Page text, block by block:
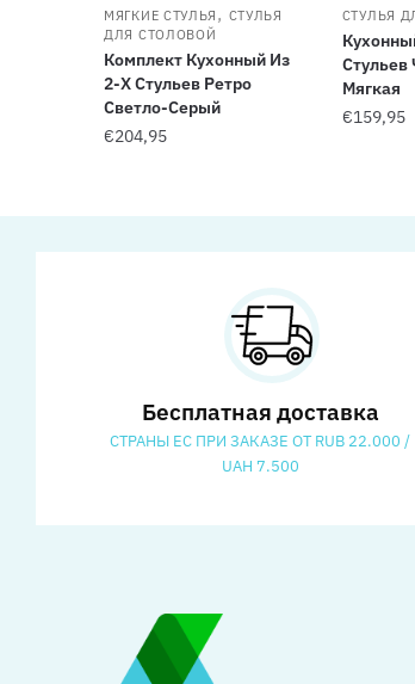
МЯГКИЕ СТУЛЬЯ , СТУЛЬЯ
ДЛЯ СТОЛОВОЙ
Комплект Кухонный Из
2-Х Стульев Ретро
Светло-Серый
€204,95
СТУЛЬЯ
Стульев
Мягкая
€159,95
Бесплатная доставка
СТРАНЫ ЕС ПРИ ЗАКАЗЕ ОТ RUB 22.000 /
UAH 7.500